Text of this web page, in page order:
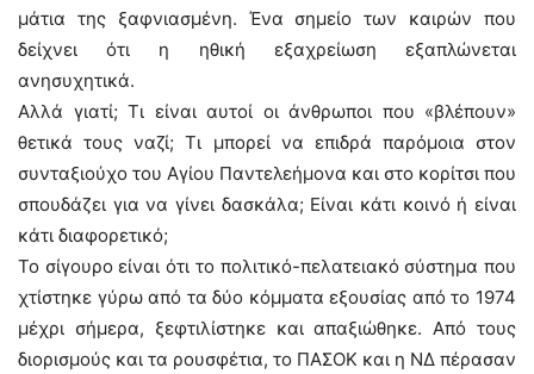
μάτια της ξαφνιασμένη. Ένα σημείο των καιρών που
δείχνει ότι η ηθική εξαχρείωση εξαπλώνεται
ανησυχητικά.
Αλλά γιατί; Τι είναι αυτοί οι άνθρωποι που «βλέπουν»
θετικά τους ναζί; Τι μπορεί να επιδρά παρόμοια στον
συνταξιούχο του Αγίου Παντελεήμονα και στο κορίτσι που
σπουδάζει για να γίνει δασκάλα; Είναι κάτι κοινό ή είναι
κάτι διαφορετικό;
Το σίγουρο είναι ότι το πολιτικό-πελατειακό σύστημα που
χτίστηκε γύρω από τα δύο κόμματα εξουσίας από το 1974
μέχρι σήμερα, ξεφτιλίστηκε και απαξιώθηκε. Από τους
διορισμούς και τα ρουσφέτια, το ΠΑΣΟΚ και η ΝΔ πέρασαν